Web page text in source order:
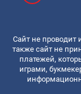
Сайт не проводит
также сайт не
платежей,
играми,